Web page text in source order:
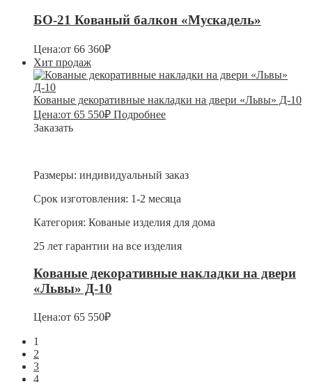
БО-21 Кованый балкон «Мускадель»
Цена:от 66 360₽
Хит продаж
Кованые декоративные накладки на двери «Львы» Д-10
Цена:от 65 550₽ Подробнее
Заказать
Размеры: индивидуальный заказ
Срок изготовления: 1-2 месяца
Категория: Кованые изделия для дома
25 лет гарантии на все изделия
Кованые декоративные накладки на двери
«Львы» Д-10
Цена:от 65 550₽
1
2
3
4